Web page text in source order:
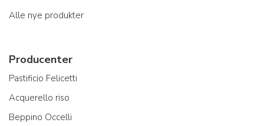
Alle nye produkter
Producenter
Pastificio Felicetti
Acquerello riso
Beppino Occelli